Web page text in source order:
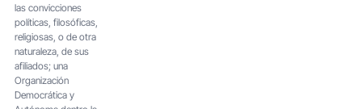
las convicciones
políticas, filosóficas,
religiosas, o de otra
naturaleza, de sus
afiliados; una
Organización
Democrática y